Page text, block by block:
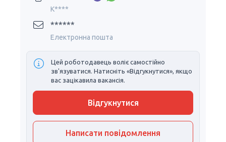
K****
******
Електронна пошта
Цей роботодавець воліє самостійно
зв'язуватися. Натисніть «Відгукнутися», якщо
вас зацікавила вакансія.
Відгукнутися
Написати повідомлення